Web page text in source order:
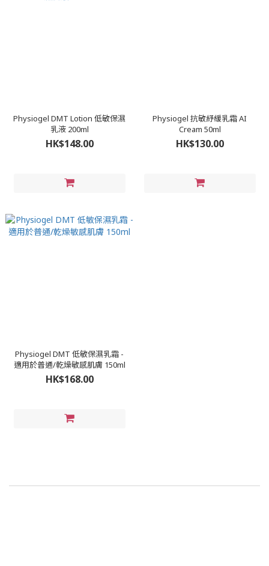
Physiogel DMT Lotion 低敏保濕
乳液 200ml
HK$148.00
Physiogel 抗敏紓緩乳霜 AI
Cream 50ml
HK$130.00
Physiogel DMT 低敏保濕乳霜 -
適用於普通/乾燥敏感肌膚 150ml
HK$168.00